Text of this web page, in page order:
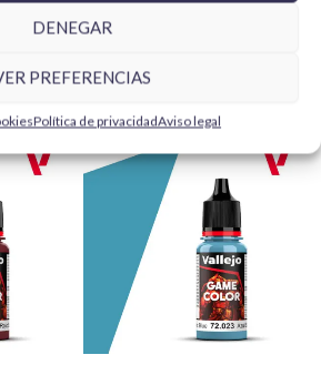
DENEGAR
PREFERENCIAS
Política de privacidadAviso legal